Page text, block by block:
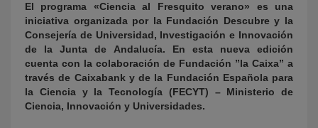
El programa «Ciencia al Fresquito verano» es una
iniciativa organizada por la Fundación Descubre y la
Consejería de Universidad, Investigación e Innovación
de la Junta de Andalucía. En esta nueva edición
cuenta con la colaboración de Fundación ”la Caixa” a
través de Caixabank y de la Fundación Española para
la Ciencia y la Tecnología (FECYT) – Ministerio de
Ciencia, Innovación y Universidades.